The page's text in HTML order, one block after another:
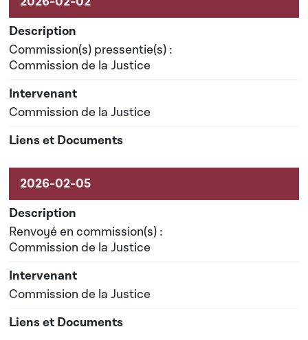
Commission(s) pressentie(s) :
Commission de la Justice
Commission de la Justice
Renvoyé en commission(s) :
Commission de la Justice
Commission de la Justice